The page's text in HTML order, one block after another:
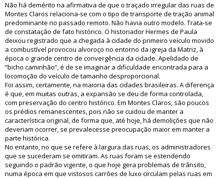
Não há demérito na afirmativa de que o traçado irregular das ruas de
Montes Claros relaciona-se com o tipo de transporte de tração animal
predominante no passado remoto. Não havia outro modelo. Trata-se
de constatação de fato histórico. O historiador Hermes de Paula
deixou registrado que a chegada à cidade do primeiro veículo movido
a combustível provocou alvoroço no entorno da igreja da Matriz, à
época o grande centro de convergência da cidade. Apelidado de
“bicho caminhão”, é de se imaginar a dificuldade encontrada para a
locomoção do veículo de tamanho desproporcional.
Foi assim, certamente, na maioria das cidades brasileiras. A diferença
é que, em muitas outras, a expansão se deu de forma controlada,
com preservação do centro histórico. Em Montes Claros, são poucos
os prédios remanescentes, pois não se cuidou de manter a
característica original, de forma que, até hoje, há demolições que não
deveriam ocorrer, se prevalecesse preocupação maior em manter a
parte histórica.
No entanto, no que se refere à largura das ruas, os administradores
que se sucederam se omitiram. As ruas foram se estendendo
seguindo o padrão vigente, o que hoje gera problemas de trânsito,
numa época em que vistosos carrões de luxo circulam pelas ruas em